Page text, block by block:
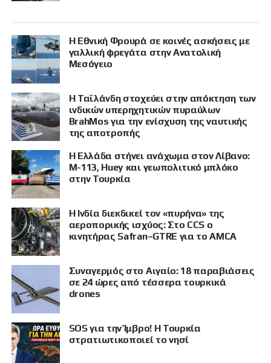
Η Εθνική Φρουρά σε κοινές ασκήσεις με
γαλλική φρεγάτα στην Ανατολική
Μεσόγειο
Η Ταϊλάνδη στοχεύει στην απόκτηση των
ινδικών υπερηχητικών πυραύλων
BrahMos για την ενίσχυση της ναυτικής
της αποτροπής
Η Ελλάδα στήνει ανάχωμα στον Λίβανο:
M-113, Huey και γεωπολιτικό μπλόκο
στην Τουρκία
Η Ινδία διεκδικεί τον «πυρήνα» της
αεροπορικής ισχύος: Στο CCS ο
κινητήρας Safran–GTRE για το AMCA
Συναγερμός στο Αιγαίο: 18 παραβιάσεις
σε 24 ώρες από τέσσερα τουρκικά
drones
SOS για την Ίμβρο! Η Τουρκία
στρατιωτικοποιεί το νησί